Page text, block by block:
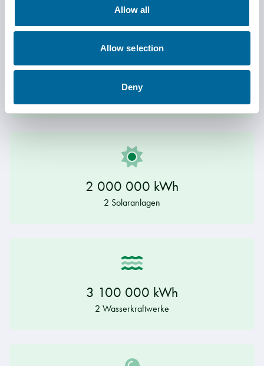
Allow all
Allow selection
Deny
9 000 000 kWh
2 000 000 kWh
2 Solaranlagen
3 100 000 kWh
2 Wasserkraftwerke